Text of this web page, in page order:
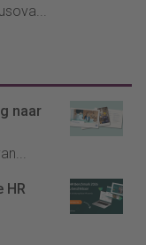
naar
HR